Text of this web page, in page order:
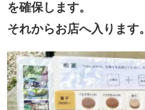
を確保します。
それからお店へ入ります。